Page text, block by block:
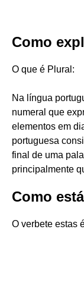
Como
O que é Plural:
Na língua
numeral que
elementos em
portuguesa
final de uma
principalmente
Como
O verbete estas